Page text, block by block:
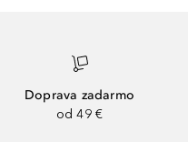
Doprava zadarmo
od 49 €